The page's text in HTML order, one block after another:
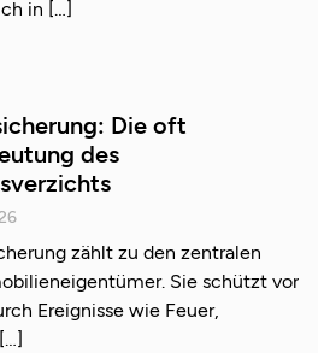
in
Die oft
des
zählt zu den zentralen
Sie schützt vor
Ereignisse wie Feuer,